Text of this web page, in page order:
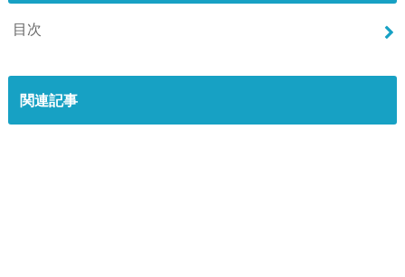
目次
関連記事